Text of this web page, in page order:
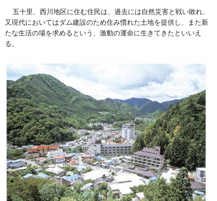
五十里、西川地区に住む住民は、過去には自然災害と戦い敗れ、
又現代においてはダム建設のため住み慣れた土地を提供し、また新
たな生活の場を求めるという、激動の運命に生きてきたといいえ
る。